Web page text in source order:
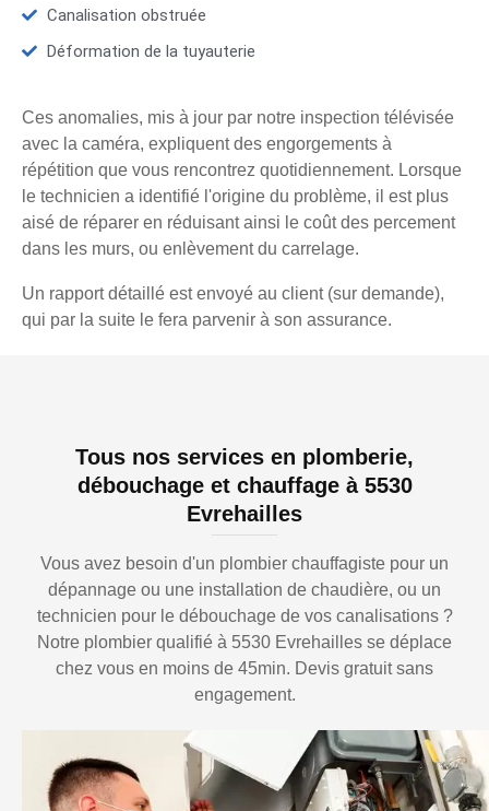
Canalisation obstruée
Déformation de la tuyauterie
Ces anomalies, mis à jour par notre inspection télévisée
avec la caméra, expliquent des engorgements à
répétition que vous rencontrez quotidiennement. Lorsque
le technicien a identifié l'origine du problème, il est plus
aisé de réparer en réduisant ainsi le coût des percement
dans les murs, ou enlèvement du carrelage.
Un rapport détaillé est envoyé au client (sur demande),
qui par la suite le fera parvenir à son assurance.
Tous nos services en plomberie,
débouchage et chauffage à 5530
Evrehailles
Vous avez besoin d'un plombier chauffagiste pour un
dépannage ou une installation de chaudière, ou un
technicien pour le débouchage de vos canalisations ?
Notre plombier qualifié à 5530 Evrehailles se déplace
chez vous en moins de 45min. Devis gratuit sans
engagement.